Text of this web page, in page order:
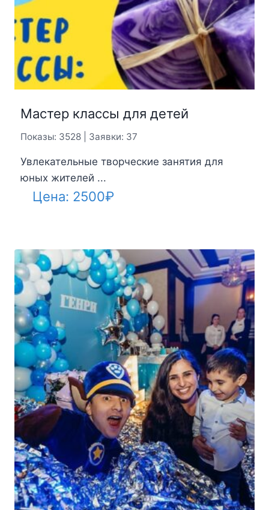
Мастер классы для детей
Показы: 3528 | Заявки: 37
Увлекательные творческие занятия для
юных жителей ...
Цена: 2500₽